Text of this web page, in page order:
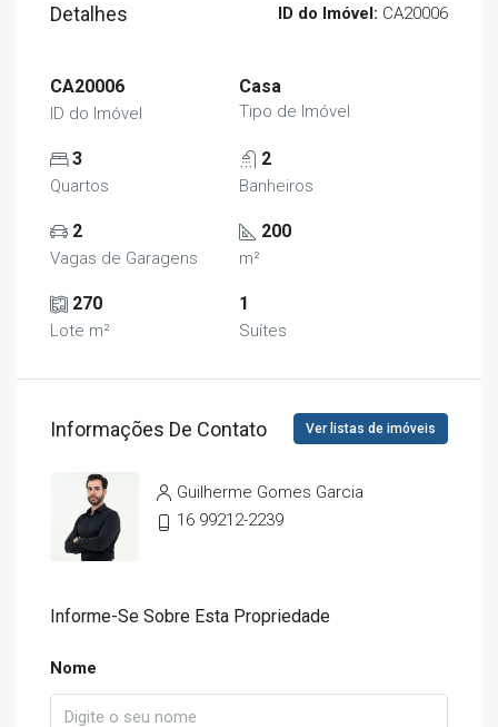
Detalhes ID do Imóvel: CA20006
CA20006
ID do Imóvel
Casa
Tipo de Imóvel
3
Quartos
2
Banheiros
2
Vagas de Garagens
200
m²
270
Lote m²
1
Suítes
Informações De Contato Ver listas de imóveis
Guilherme Gomes Garcia
16 99212-2239
Informe-Se Sobre Esta Propriedade
Nome